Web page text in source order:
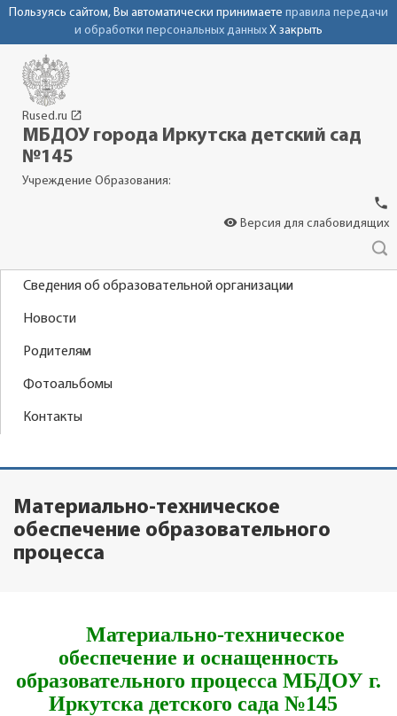
Пользуясь сайтом, Вы автоматически принимаете правила передачи
и обработки персональных данных X закрыть
Rused.ru launch
МБДОУ города Иркутска детский сад
№145
Учреждение Образования:
phone
visibility Версия для слабовидящих
Сведения об образовательной организации
Новости
Родителям
Фотоальбомы
Контакты
Материально-техническое
обеспечение образовательного
процесса
Материально-техническое
обеспечение и оснащенность
образовательного процесса МБДОУ г.
Иркутска детского сада №145